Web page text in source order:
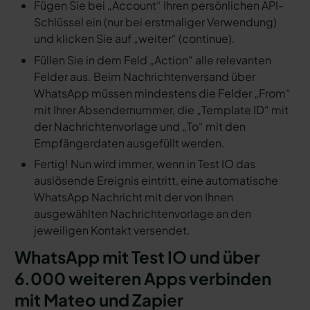
Fügen Sie bei „Account“ Ihren persönlichen API-
Schlüssel ein (nur bei erstmaliger Verwendung)
und klicken Sie auf „weiter“ (continue).
Füllen Sie in dem Feld „Action“ alle relevanten
Felder aus. Beim Nachrichtenversand über
WhatsApp müssen mindestens die Felder „From“
mit Ihrer Absendernummer, die „Template ID“ mit
der Nachrichtenvorlage und „To“ mit den
Empfängerdaten ausgefüllt werden.
Fertig! Nun wird immer, wenn in Test IO das
auslösende Ereignis eintritt, eine automatische
WhatsApp Nachricht mit der von Ihnen
ausgewählten Nachrichtenvorlage an den
jeweiligen Kontakt versendet.
WhatsApp mit Test IO und über
6.000 weiteren Apps verbinden
mit Mateo und Zapier